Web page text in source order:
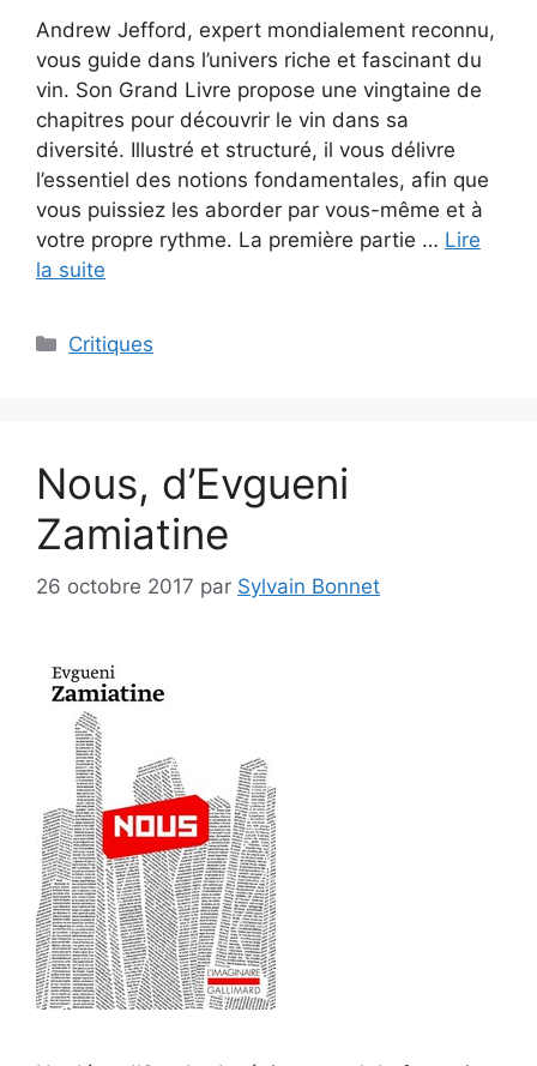
Andrew Jefford, expert mondialement reconnu,
vous guide dans l’univers riche et fascinant du
vin. Son Grand Livre propose une vingtaine de
chapitres pour découvrir le vin dans sa
diversité. Illustré et structuré, il vous délivre
l’essentiel des notions fondamentales, afin que
vous puissiez les aborder par vous-même et à
votre propre rythme. La première partie … Lire
la suite
Critiques
Nous, d’Evgueni
Zamiatine
26 octobre 2017 par Sylvain Bonnet